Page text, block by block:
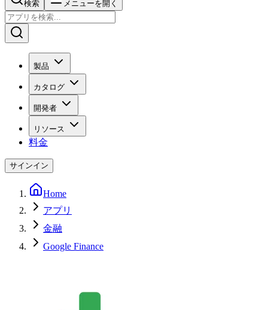
検索 メニューを開く
製品
カタログ
開発者
リソース
料金
サインイン
Home
アプリ
金融
Google Finance